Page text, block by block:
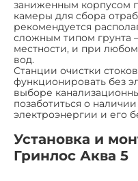
заниженным корпусом
камеры для сбора
рекомендуется
сложным типом грунта
местности, и при
вод.
Станции очистки
функционировать без
выборе
позаботиться о
электроэнергии и его
Установка и
Гринлос Аква 5